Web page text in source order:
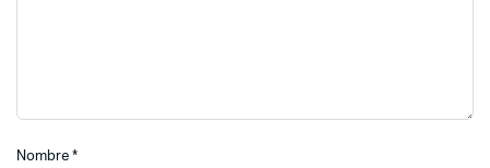
Nombre *